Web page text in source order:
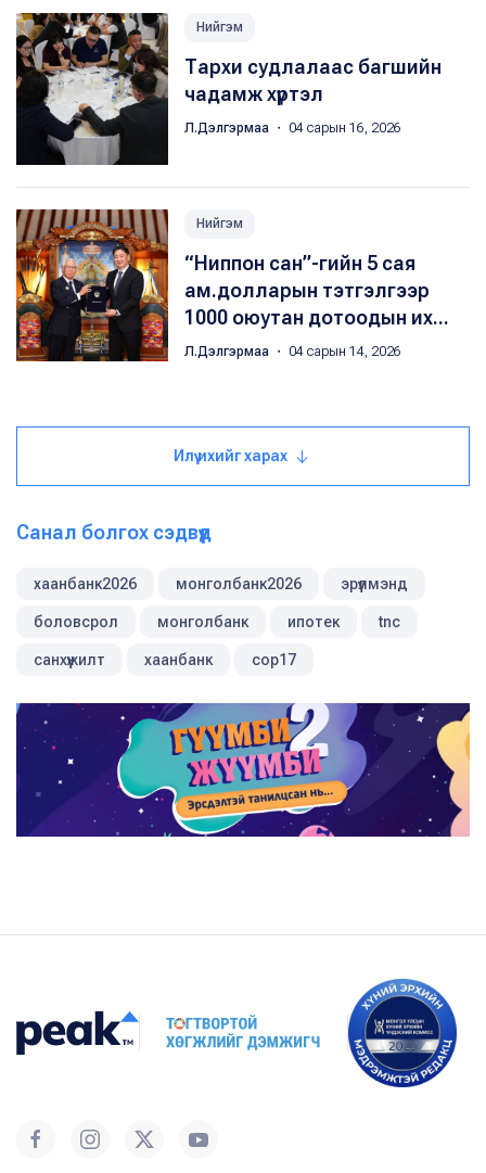
Нийгэм
Тархи судлалаас багшийн
чадамж хүртэл
Л.Дэлгэрмаа ・ 04 сарын 16, 2026
Нийгэм
“Ниппон сан”-гийн 5 сая
ам.долларын тэтгэлгээр
1000 оюутан дотоодын их...
Л.Дэлгэрмаа ・ 04 сарын 14, 2026
Илүү ихийг харах
Санал болгох сэдвүүд
хаанбанк2026 монголбанк2026 эрүүлмэнд
боловсрол монголбанк ипотек tnc
санхүүжилт хаанбанк cop17